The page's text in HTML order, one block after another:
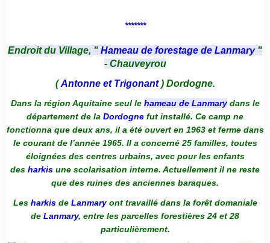
*******
Endroit du Village, " Hameau de forestage de Lanmary "
- Chauveyrou
(Antonne et Trigonant) Dordogne.
Dans la région Aquitaine seul le hameau de Lanmarydans le
département de la Dordogne fut installé. Ce camp ne
fonctionna que deux ans, il a été ouvert en 1963 et ferme dans
le courant de l’année 1965. Il a concerné 25 familles, toutes
éloignées des centres urbains, avec pour les enfants
des harkis une scolarisation interne. Actuellement il ne reste
que des ruines des anciennes baraques.
Les harkis de Lanmaryont travaillé dans la forêt domaniale
de Lanmary, entre les parcelles forestières 24 et 28
particulièrement.